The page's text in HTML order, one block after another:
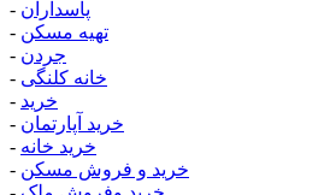
- پاسداران
- تهیه مسکن
- جردن
- خانه کلنگی
- خرید
- خرید آپارتمان
- خرید خانه
- خرید و فروش مسکن